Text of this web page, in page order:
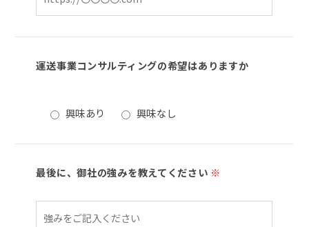
運送事業コンサルティングの希望はありますか
興味あり 興味なし
最後に、御社の強みを教えてください ※